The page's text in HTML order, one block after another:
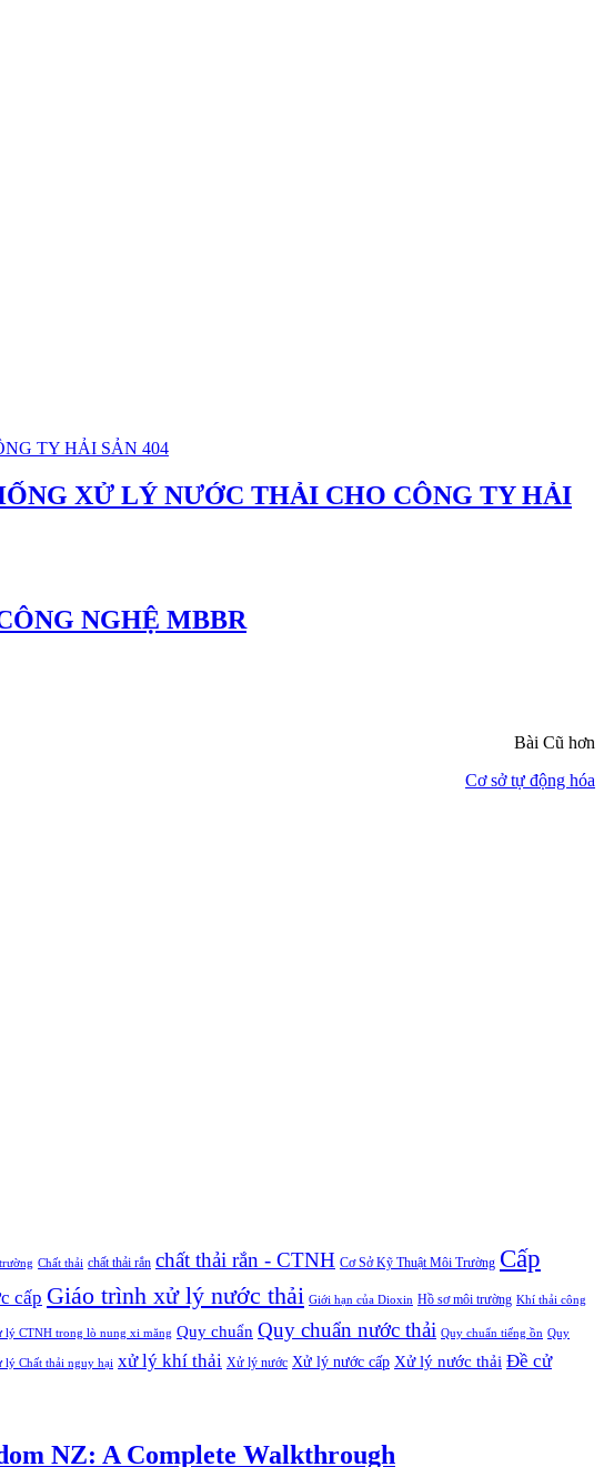
XỬ LÝ NƯỚC THẢI CHO CÔNG TY HẢI
NGHỆ MBBR
Bài Cũ hơn
Cơ sở tự động hóa
Chất thải chất thải rắn chất thải rắn - CTNH Cơ Sở Kỹ Thuật Môi Trường Cấp
cấp Giáo trình xử lý nước thải Giới hạn của Dioxin Hồ sơ môi trường Khí thải công
lý CTNH trong lò nung xi măng Quy chuẩn Quy chuẩn nước thải Quy chuẩn tiếng ồn Quy
lý Chất thải nguy hại xử lý khí thải Xử lý nước Xử lý nước cấp Xử lý nước thải Đề cử
NZ: A Complete Walkthrough